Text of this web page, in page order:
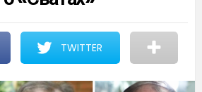
TWITTER